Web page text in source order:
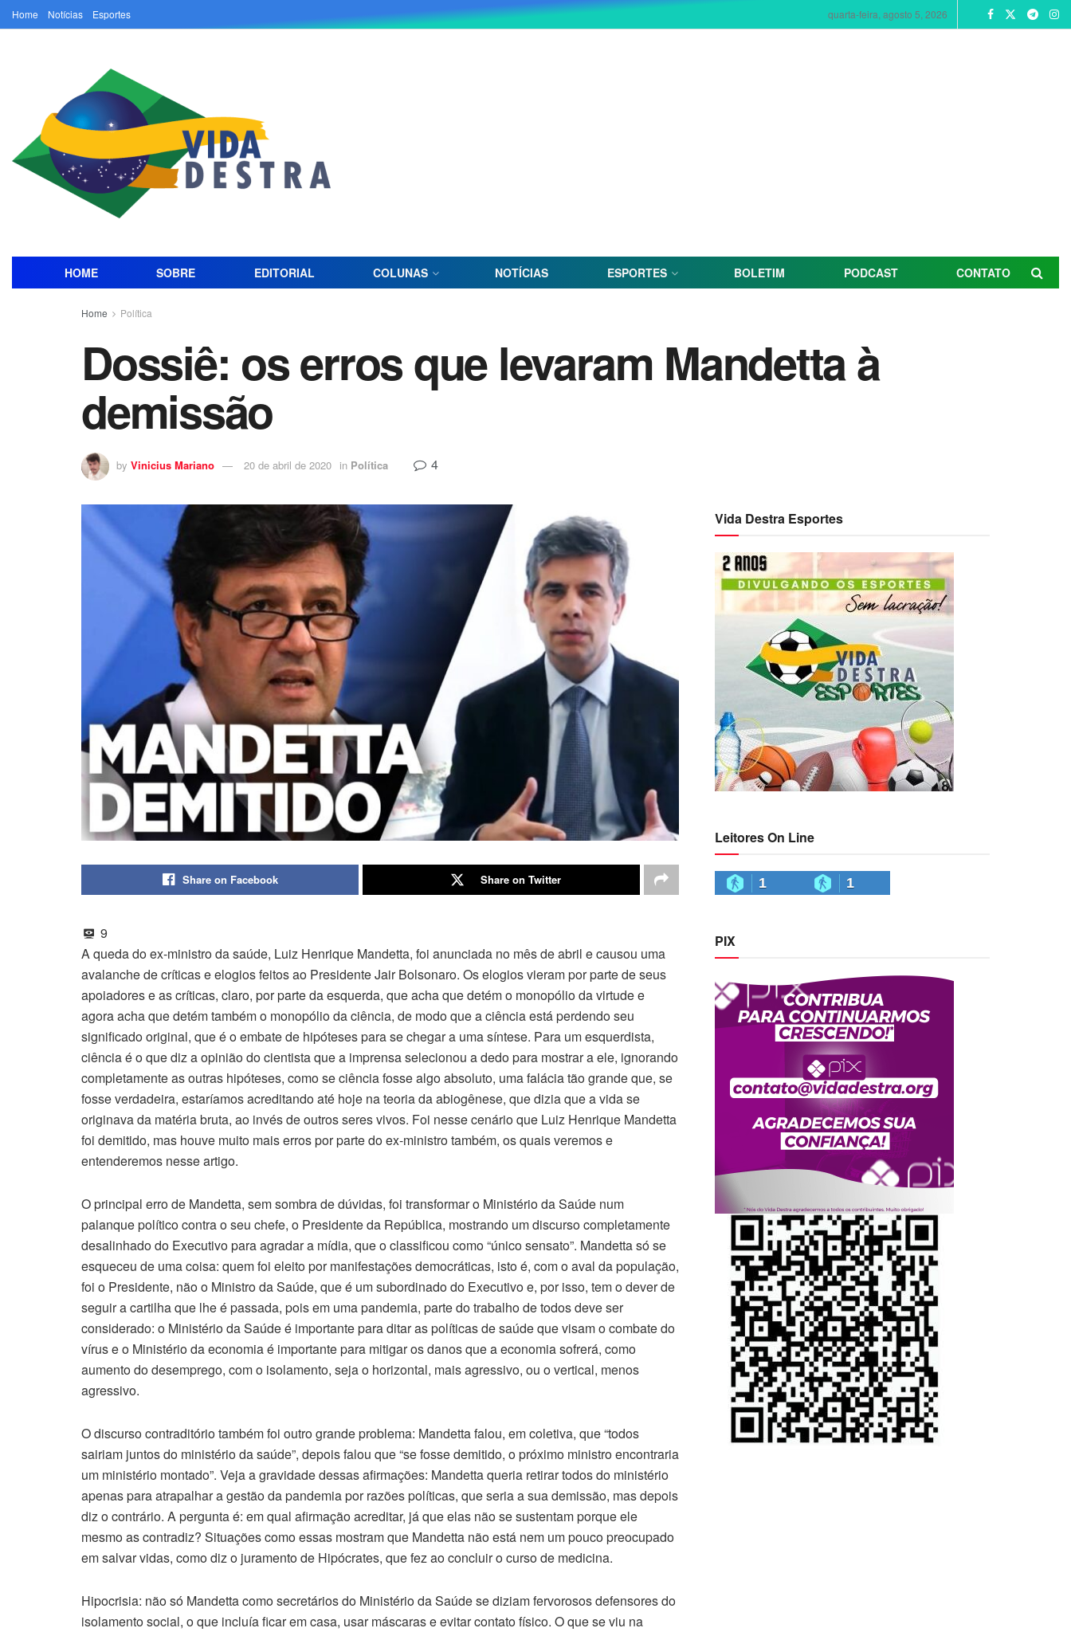
Home Notícias Esportes quarta-feira, agosto 5, 2026
HOME SOBRE EDITORIAL COLUNAS NOTÍCIAS ESPORTES BOLETIM PODCAST CONTATO
Home Política
Dossiê: os erros que levaram Mandetta à
demissão
by Vinicius Mariano 20 de abril de 2020 in Política 4
Share on Facebook Share on Twitter
9
A queda do ex-ministro da saúde, Luiz Henrique Mandetta, foi anunciada no mês de abril e causou uma
avalanche de críticas e elogios feitos ao Presidente Jair Bolsonaro. Os elogios vieram por parte de seus
apoiadores e as críticas, claro, por parte da esquerda, que acha que detém o monopólio da virtude e
agora acha que detém também o monopólio da ciência, de modo que a ciência está perdendo seu
significado original, que é o embate de hipóteses para se chegar a uma síntese. Para um esquerdista,
ciência é o que diz a opinião do cientista que a imprensa selecionou a dedo para mostrar a ele, ignorando
completamente as outras hipóteses, como se ciência fosse algo absoluto, uma falácia tão grande que, se
fosse verdadeira, estaríamos acreditando até hoje na teoria da abiogênese, que dizia que a vida se
originava da matéria bruta, ao invés de outros seres vivos. Foi nesse cenário que Luiz Henrique Mandetta
foi demitido, mas houve muito mais erros por parte do ex-ministro também, os quais veremos e
entenderemos nesse artigo.
O principal erro de Mandetta, sem sombra de dúvidas, foi transformar o Ministério da Saúde num
palanque político contra o seu chefe, o Presidente da República, mostrando um discurso completamente
desalinhado do Executivo para agradar a mídia, que o classificou como “único sensato”. Mandetta só se
esqueceu de uma coisa: quem foi eleito por manifestações democráticas, isto é, com o aval da população,
foi o Presidente, não o Ministro da Saúde, que é um subordinado do Executivo e, por isso, tem o dever de
seguir a cartilha que lhe é passada, pois em uma pandemia, parte do trabalho de todos deve ser
considerado: o Ministério da Saúde é importante para ditar as políticas de saúde que visam o combate do
vírus e o Ministério da economia é importante para mitigar os danos que a economia sofrerá, como
aumento do desemprego, com o isolamento, seja o horizontal, mais agressivo, ou o vertical, menos
agressivo.
O discurso contraditório também foi outro grande problema: Mandetta falou, em coletiva, que “todos
sairiam juntos do ministério da saúde”, depois falou que “se fosse demitido, o próximo ministro encontraria
um ministério montado”. Veja a gravidade dessas afirmações: Mandetta queria retirar todos do ministério
apenas para atrapalhar a gestão da pandemia por razões políticas, que seria a sua demissão, mas depois
diz o contrário. A pergunta é: em qual afirmação acreditar, já que elas não se sustentam porque ele
mesmo as contradiz? Situações como essas mostram que Mandetta não está nem um pouco preocupado
em salvar vidas, como diz o juramento de Hipócrates, que fez ao concluir o curso de medicina.
Hipocrisia: não só Mandetta como secretários do Ministério da Saúde se diziam fervorosos defensores do
isolamento social, o que incluía ficar em casa, usar máscaras e evitar contato físico. O que se viu na
Vida Destra Esportes
Leitores On Line
1 1
PIX